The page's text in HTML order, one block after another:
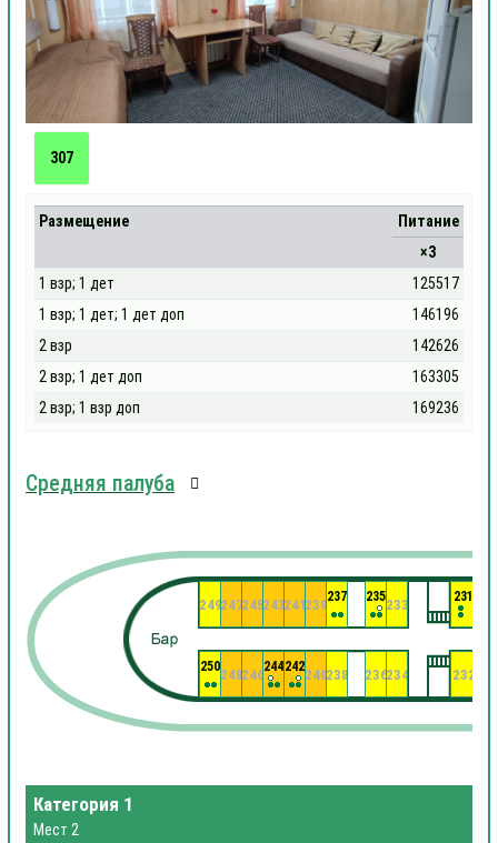
307
Размещение
Питание
×3
1 взр; 1 дет
125517
1 взр; 1 дет; 1 дет доп
146196
2 взр
142626
2 взр; 1 дет доп
163305
2 взр; 1 взр доп
169236
Средняя палуба
231
232
233
234
235
236
237
238
239
240
241
242
243
244
245
246
247
248
249
250
Категория 1
Мест 2